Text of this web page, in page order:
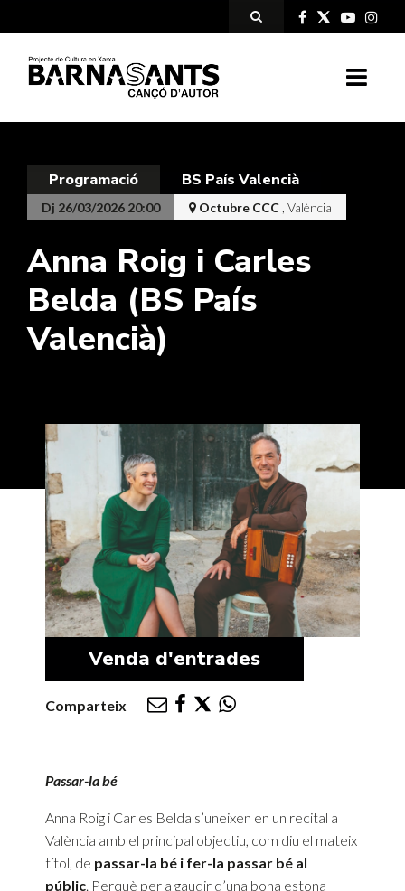
Programació BS País Valencià
Dj 26/03/2026 20:00 Octubre CCC , València
Anna Roig i Carles
Belda (BS País
Valencià)
Venda d'entrades
Comparteix
Passar-la bé
Anna Roig i Carles Belda s’uneixen en un recital a
València amb el principal objectiu, com diu el mateix
títol, de passar-la bé i fer-la passar bé al
públic. Perquè per a gaudir d’una bona estona